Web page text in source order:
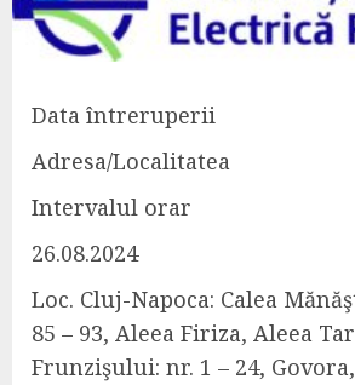
Data întreruperii
Adresa/Localitatea
Intervalul orar
26.08.2024
Loc. Cluj-Napoca: Calea
85 – 93, Aleea Firiza, Aleea
Frunzişului: nr. 1 – 24,